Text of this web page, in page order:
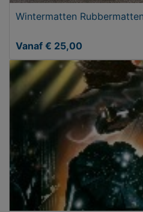
Wintermatten
Vanaf € 25,00